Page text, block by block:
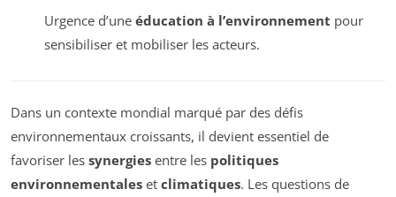
Urgence d’une éducation à l’environnement pour
sensibiliser et mobiliser les acteurs.
Dans un contexte mondial marqué par des défis
environnementaux croissants, il devient essentiel de
favoriser les synergies entre les politiques
environnementales et climatiques. Les questions de